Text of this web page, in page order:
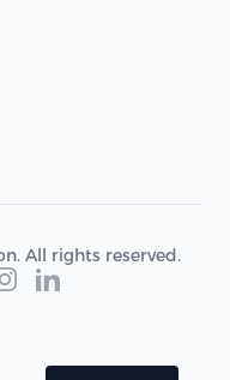
All rights reserved.